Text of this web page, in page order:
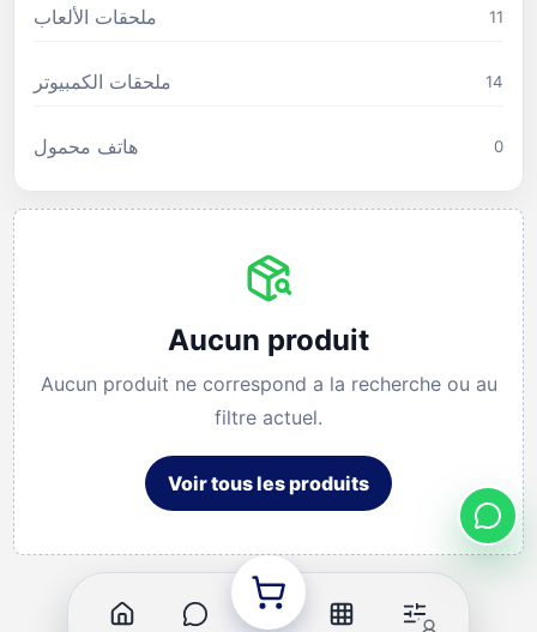
ملحقات الألعاب 11
ملحقات الكمبيوتر 14
هاتف محمول 0
Aucun produit
Aucun produit ne correspond a la recherche ou au
filtre actuel.
Voir tous les produits